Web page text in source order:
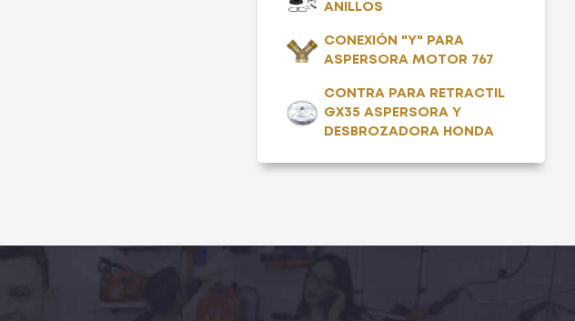
ANILLOS
CONEXIÓN "Y" PARA
ASPERSORA MOTOR 767
CONTRA PARA RETRACTIL
GX35 ASPERSORA Y
DESBROZADORA HONDA